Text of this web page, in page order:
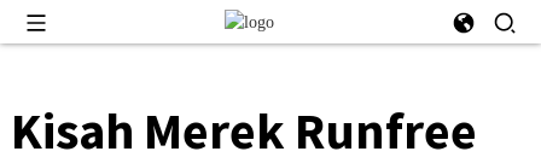
Kisah Merek Runfree